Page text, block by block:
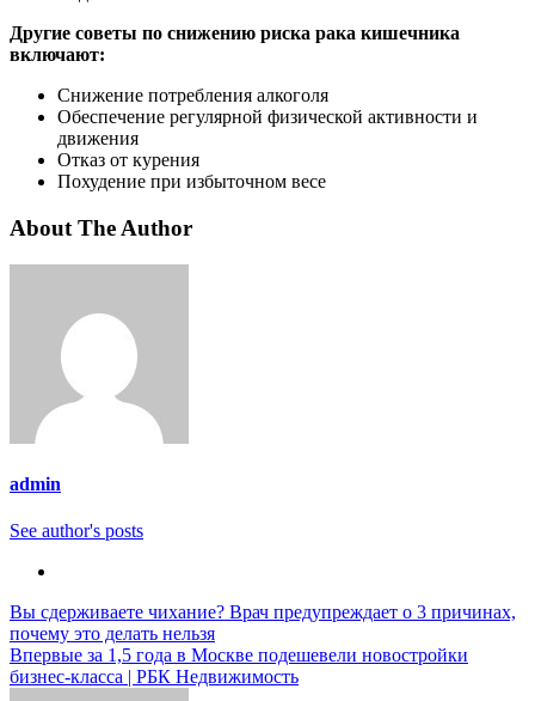
Другие советы по снижению риска рака кишечника
включают:
Снижение потребления алкоголя
Обеспечение регулярной физической активности и
движения
Отказ от курения
Похудение при избыточном весе
About The Author
admin
See author's posts
Навигация
по
записям
Вы сдерживаете чихание? Врач предупреждает о 3 причинах,
почему это делать нельзя
Впервые за 1,5 года в Москве подешевели новостройки
бизнес-класса | РБК Недвижимость